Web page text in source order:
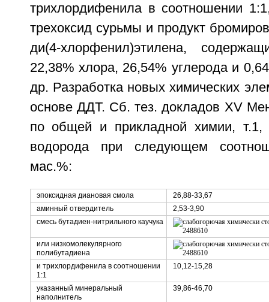
трихлордифенила в соотношении
трехоксид сурьмы и продукт
ди(4-хлорфенил)этилена,
22,38% хлора, 26,54% углерода и
др. Разработка новых химических
основе ДДТ. Сб. тез. докладов XV
по общей и прикладной химии, т.1,
водорода при следующем
мас.%:
эпоксидная диановая смола
26,88-33,67
аминный отвердитель
2,53-3,90
смесь бутадиен-нитрильного каучука
или низкомолекулярного
полибутадиена
и трихлордифенила в соотношении
1:1
10,12-15,28
указанный минеральный
наполнитель
39,86-46,70